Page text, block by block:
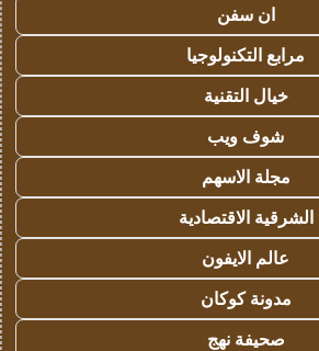
ان سفن
مرابع التكنولوجيا
خيال التقنية
شوف ويب
مجلة الاسهم
الشرقية الاقتصادية
عالم الايفون
مدونة كوكان
صحيفة نهج